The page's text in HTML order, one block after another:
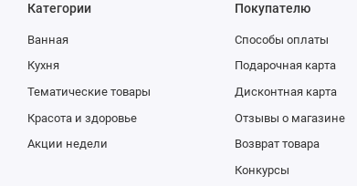
Категории
Ванная
Кухня
Тематические товары
Красота и здоровье
Акции недели
Покупателю
Способы оплаты
Подарочная карта
Дисконтная карта
Отзывы о магазине
Возврат товара
Конкурсы